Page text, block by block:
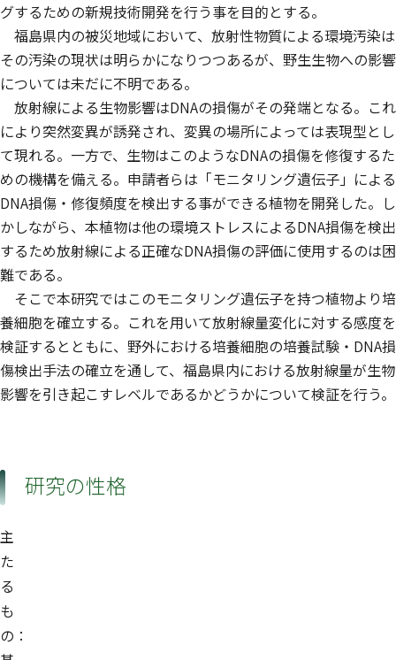
グするための新規技術開発を行う事を目的とする。
福島県内の被災地域において、放射性物質による環境汚染は
その汚染の現状は明らかになりつつあるが、野生生物への影響
については未だに不明である。
放射線による生物影響はDNAの損傷がその発端となる。これ
により突然変異が誘発され、変異の場所によっては表現型とし
て現れる。一方で、生物はこのようなDNAの損傷を修復するた
めの機構を備える。申請者らは「モニタリング遺伝子」による
DNA損傷・修復頻度を検出する事ができる植物を開発した。し
かしながら、本植物は他の環境ストレスによるDNA損傷を検出
するため放射線による正確なDNA損傷の評価に使用するのは困
難である。
そこで本研究ではこのモニタリング遺伝子を持つ植物より培
養細胞を確立する。これを用いて放射線量変化に対する感度を
検証するとともに、野外における培養細胞の培養試験・DNA損
傷検出手法の確立を通して、福島県内における放射線量が生物
影響を引き起こすレベルであるかどうかについて検証を行う。
研究の性格
主
た
る
も
の：